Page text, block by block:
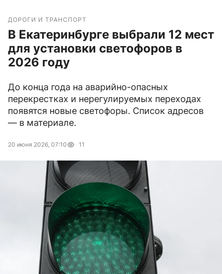
ДОРОГИ И ТРАНСПОРТ
В Екатеринбурге выбрали 12 мест
для установки светофоров в
2026 году
До конца года на аварийно-опасных
перекрестках и нерегулируемых переходах
появятся новые светофоры. Список адресов
— в материале.
20 июня 2026, 07:10 11